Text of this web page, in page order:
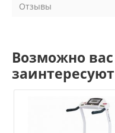
Отзывы
Возможно вас
заинтересуют